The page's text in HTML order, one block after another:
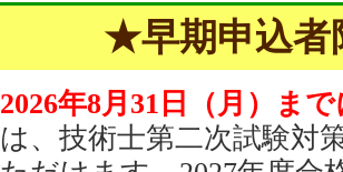
★早期申込者
2026年8月31日（月）ま
は、技術士第二次試験対